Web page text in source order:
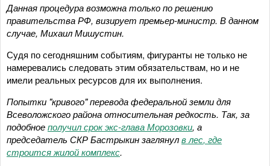
Данная процедура возможнатолько по решению
правительства РФ, визирует премьер-министр. В данном
случае, Михаил Мишустин.
Судя по сегодняшним событиям, фигуранты не только не
намеревались следовать этим обязательствам, но и не
имели реальных ресурсов для их выполнения.
Попытки "кривого" перевода федеральной земли для
Всеволожского районаотносительнаяредкость. Так, за
подобноеполучил срокэкс-глава Морозовки, а
председатель СКРБастрыкин заглянулв лес, где
строится жилой комплекс.